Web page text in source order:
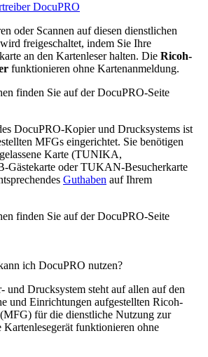
DocuPRO
oder Scannen auf diesen dienstlichen
freigeschaltet, indem Sie Ihre
an den Kartenleser halten. Die Ricoh-
funktionieren ohne Kartenanmeldung.
finden Sie auf der DocuPRO-Seite
DocuPRO-Kopier und Drucksystems ist
MFGs eingerichtet. Sie benötigen
Karte (TUNIKA,
Gästekarte oder TUKAN-Besucherkarte
Guthaben auf Ihrem
finden Sie auf der DocuPRO-Seite
ich DocuPRO nutzen?
und Drucksystem steht auf allen auf den
und Einrichtungen aufgestellten Ricoh-
für die dienstliche Nutzung zur
funktionieren ohne